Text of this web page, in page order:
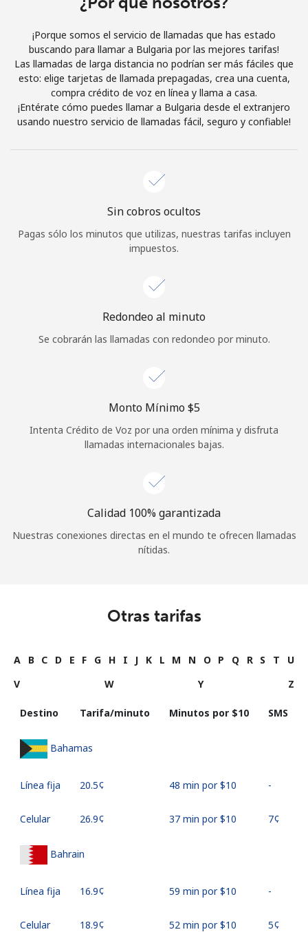
o
Continuar con
¡Porque somos el servicio de llamadas que has estado
buscando para llamar a Bulgaria por las mejores tarifas!
Las llamadas de larga distancia no podrían ser más fáciles que
esto: elige tarjetas de llamada prepagadas, crea una cuenta,
compra crédito de voz en línea y llama a casa.
¡Entérate cómo puedes llamar a Bulgaria desde el extranjero
usando nuestro servicio de llamadas fácil, seguro y confiable!
Sin cobros ocultos
Pagas sólo los minutos que utilizas, nuestras tarifas incluyen
impuestos.
Redondeo al minuto
Se cobrarán las llamadas con redondeo por minuto.
Monto Mínimo ⁦$5⁩
Intenta Crédito de Voz por una orden mínima y disfruta
llamadas internacionales bajas.
Calidad 100% garantizada
Nuestras conexiones directas en el mundo te ofrecen llamadas
nítidas.
Otras tarifas
A B C D E F G H I J K L M N O P Q R S T
U
V
W Y Z
Destino Tarifa/minuto Minutos por ⁦$10⁩ SMS
Bahamas
Línea fija ⁦20.5¢⁩ 48 min por ⁦$10⁩ -
Celular ⁦26.9¢⁩ 37 min por ⁦$10⁩ ⁦7¢⁩
Bahrain
Línea fija ⁦16.9¢⁩ 59 min por ⁦$10⁩ -
Celular ⁦18.9¢⁩ 52 min por ⁦$10⁩ ⁦5¢⁩